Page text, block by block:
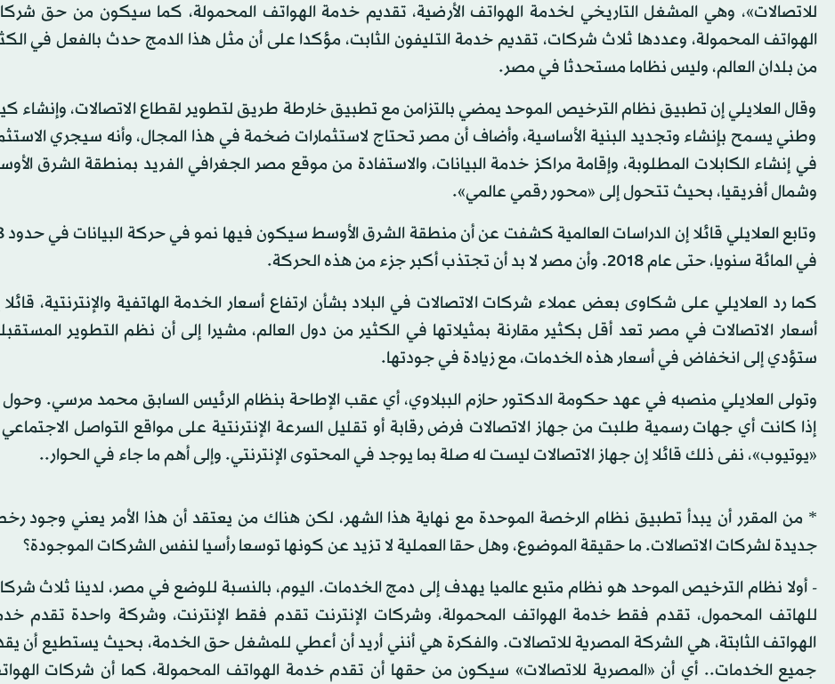
للاتصالات»، وهي المشغل التاريخي لخدمة الهواتف الأرضية، تقديم خدمة الهواتف المحمولة، كما سيكون من حق
الهواتف المحمولة، وعددها ثلاث شركات، تقديم خدمة التليفون الثابت، مؤكدا على أن مثل هذا الدمج حدث بالفعل في
من بلدان العالم، وليس نظاما مستحدثا في مصر.
وقال العلايلي إن تطبيق نظام الترخيص الموحد يمضي بالتزامن مع تطبيق خارطة طريق لتطوير لقطاع الاتصالات، وإنشاء
وطني يسمح بإنشاء وتجديد البنية الأساسية، وأضاف أن مصر تحتاج لاستثمارات ضخمة في هذا المجال، وأنه سيجري
في إنشاء الكابلات المطلوبة، وإقامة مراكز خدمة البيانات، والاستفادة من موقع مصر الجغرافي الفريد بمنطقة الشرق
وشمال أفريقيا، بحيث تتحول إلى «محور رقمي عالمي».
وتابع العلايلي
في المائة سنويا، حتى عام 2018. وأن مصر لا بد أن تجتذب أكبر جزء من هذه الحركة.
كما رد العلايلي على شكاوى بعض عملاء شركات الاتصالات في البلاد بشأن ارتفاع أسعار الخدمة الهاتفية والإنترنتية، قائلا
أسعار الاتصالات في مصر تعد أقل بكثير مقارنة بمثيلاتها في الكثير من دول العالم، مشيرا إلى أن نظم التطوير
ستؤدي إلى انخفاض في أسعار هذه الخدمات، مع زيادة في جودتها.
وتولى العلايلي منصبه في عهد حكومة الدكتور حازم الببلاوي، أي عقب الإطاحة بنظام الرئيس السابق محمد مرسي. وحول
إذا كانت أي جهات رسمية طلبت من جهاز الاتصالات فرض رقابة أو تقليل السرعة الإنترنتية على مواقع التواصل الاجتماعي
«يوتيوب»، نفى ذلك قائلا إن جهاز الاتصالات ليست له صلة بما يوجد في المحتوى الإنترنتي. وإلى أهم ما جاء في الحوار..
* من المقرر أن يبدأ تطبيق نظام الرخصة الموحدة مع نهاية هذا الشهر، لكن هناك من يعتقد أن هذا الأمر يعني وجود
جديدة لشركات الاتصالات. ما حقيقة الموضوع، وهل حقا العملية لا تزيد عن كونها توسعا رأسيا لنفس الشركات الموجودة؟
- أولا نظام الترخيص الموحد هو نظام متبع عالميا يهدف إلى دمج الخدمات. اليوم، بالنسبة للوضع في مصر، لدينا ثلاث
للهاتف المحمول، تقدم فقط خدمة الهواتف المحمولة، وشركات الإنترنت تقدم فقط الإنترنت، وشركة واحدة تقدم
الهواتف الثابتة، هي الشركة المصرية للاتصالات. والفكرة هي أنني أريد أن أعطي للمشغل حق الخدمة، بحيث يستطيع أن
جميع الخدمات.. أي أن «المصرية للاتصالات» سيكون من حقها أن تقدم خدمة الهواتف المحمولة، كما أن شركات